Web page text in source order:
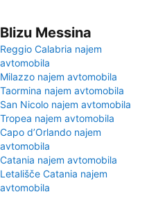
Blizu Messina
Reggio Calabria najem
avtomobila
Milazzo najem avtomobila
Taormina najem avtomobila
San Nicolo najem avtomobila
Tropea najem avtomobila
Capo dʼOrlando najem
avtomobila
Catania najem avtomobila
Letališče Catania najem
avtomobila